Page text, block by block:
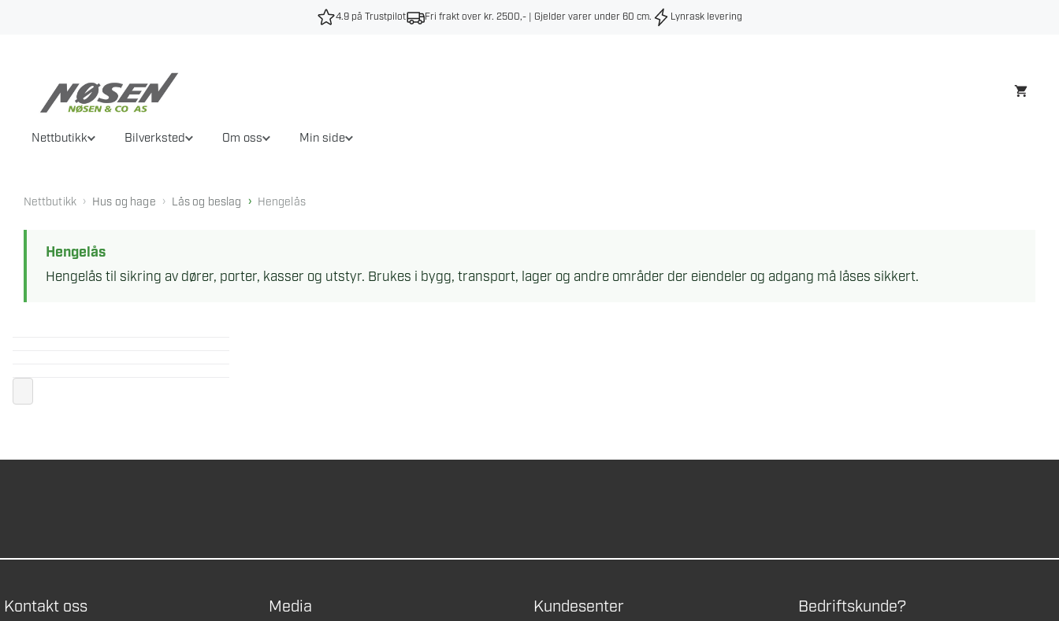
4.9 på Trustpilot Fri frakt over kr. 2500,- | Gjelder varer under 60 cm. Lynrask levering
Nettbutikk Bilverksted Om oss Min side
Nettbutikk › Hus og hage › Lås og beslag › Hengelås
Hengelås
Hengelås til sikring av dører, porter, kasser og utstyr. Brukes i bygg, transport, lager og andre områder der eiendeler og adgang må låses sikkert.
Kontakt oss Media Kundesenter Bedriftskunde?